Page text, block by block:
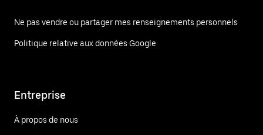
Ne pas vendre ou partager mes renseignements personnels
Politique relative aux données Google
Entreprise
À propos de nous